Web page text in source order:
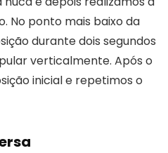
No ponto mais baixo da
durante dois segundos
verticalmente. Após o
inicial e repetimos o